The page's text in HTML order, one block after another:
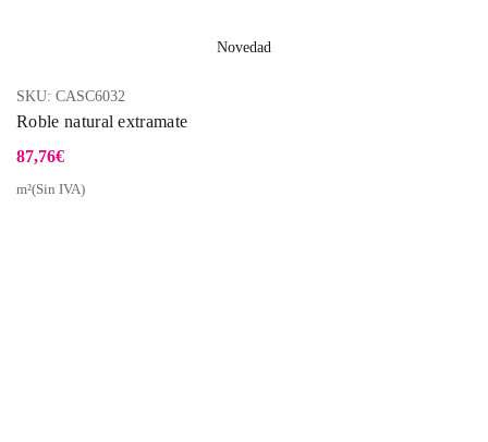
Novedad
SKU: CASC6032
Roble natural extramate
87,76€
m²(Sin IVA)